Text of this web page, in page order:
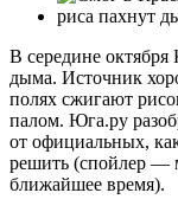
В середине октября
дыма. Источник
полях сжигают
палом. Юга.ру
от официальных,
решить (спойлер —
ближайшее время).